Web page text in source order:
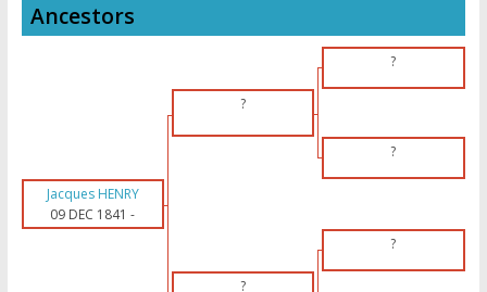
Ancestors
?
?
?
Jacques HENRY
09 DEC 1841 -
?
?